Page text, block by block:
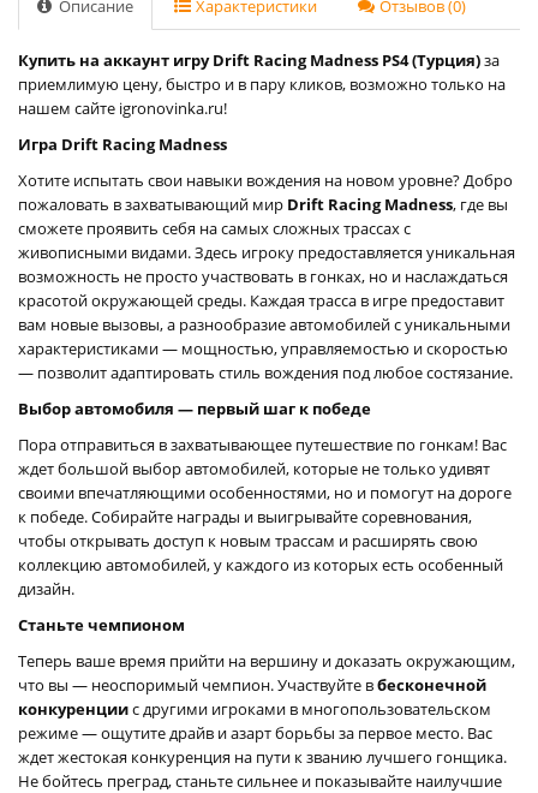
Описание Характеристики Отзывов (0)
Купить на аккаунт игру Drift Racing Madness PS4 (Турция)за
приемлимую цену, быстро и в пару кликов, возможно только на
нашем сайте igronovinka.ru!
Игра Drift Racing Madness
Хотите испытать свои навыки вождения на новом уровне? Добро
пожаловать в захватывающий мир Drift Racing Madness, где вы
сможете проявить себя на самых сложных трассах с
живописными видами. Здесь игроку предоставляется уникальная
возможность не просто участвовать в гонках, но и наслаждаться
красотой окружающей среды. Каждая трасса в игре предоставит
вам новые вызовы, а разнообразие автомобилей с уникальными
характеристиками — мощностью, управляемостью и скоростью
— позволит адаптировать стиль вождения под любое состязание.
Выбор автомобиля — первый шаг к победе
Пора отправиться в захватывающее путешествие по гонкам! Вас
ждет большой выбор автомобилей, которые не только удивят
своими впечатляющими особенностями, но и помогут на дороге
к победе. Собирайте награды и выигрывайте соревнования,
чтобы открывать доступ к новым трассам и расширять свою
коллекцию автомобилей, у каждого из которых есть особенный
дизайн.
Станьте чемпионом
Теперь ваше время прийти на вершину и доказать окружающим,
что вы — неоспоримый чемпион. Участвуйте вбесконечной
конкуренциис другими игроками в многопользовательском
режиме — ощутите драйв и азарт борьбы за первое место. Вас
ждет жестокая конкуренция на пути к званию лучшего гонщика.
Не бойтесь преград, станьте сильнее и показывайте наилучшие